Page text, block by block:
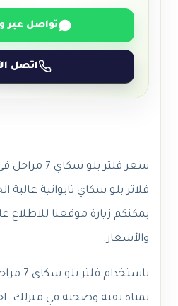
تواصل عبر
اتصل
سعر فلتر بلو
فلاتر بلو سكاي تايوانية عالية
يمكنكم زيارة موقعنا
والأسعار.
بمياه نقية وصحية في منزلك.